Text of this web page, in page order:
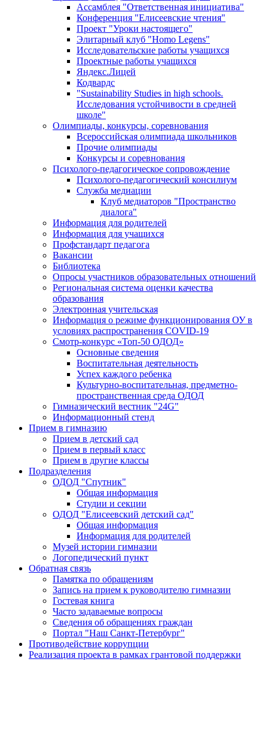
Ассамблея "Ответственная инициатива"
Конференция "Елисеевские чтения"
Проект "Уроки настоящего"
Элитарный клуб "Homo Legens"
Исследовательские работы учащихся
Проектные работы учащихся
Яндекс.Лицей
Кодвардс
"Sustainability Studies in high schools.
Исследования устойчивости в средней
школе"
Олимпиады, конкурсы, соревнования
Всероссийская олимпиада школьников
Прочие олимпиады
Конкурсы и соревнования
Психолого-педагогическое сопровождение
Психолого-педагогический консилиум
Служба медиации
Клуб медиаторов "Пространство
диалога"
Информация для родителей
Информация для учащихся
Профстандарт педагога
Вакансии
Библиотека
Опросы участников образовательных отношений
Региональная система оценки качества
образования
Электронная учительская
Информация о режиме функционирования ОУ в
условиях распространения COVID-19
Смотр-конкурс «Топ-50 ОДОД»
Основные сведения
Воспитательная деятельность
Успех каждого ребенка
Культурно-воспитательная, предметно-
пространственная среда ОДОД
Гимназический вестник "24G"
Информационный стенд
Прием в гимназию
Прием в детский сад
Прием в первый класс
Прием в другие классы
Подразделения
ОДОД "Спутник"
Общая информация
Студии и секции
ОДОД "Елисеевский детский сад"
Общая информация
Информация для родителей
Музей истории гимназии
Логопедический пункт
Обратная связь
Памятка по обращениям
Запись на прием к руководителю гимназии
Гостевая книга
Часто задаваемые вопросы
Сведения об обращениях граждан
Портал "Наш Санкт-Петербург"
Противодействие коррупции
Реализация проекта в рамках грантовой поддержки